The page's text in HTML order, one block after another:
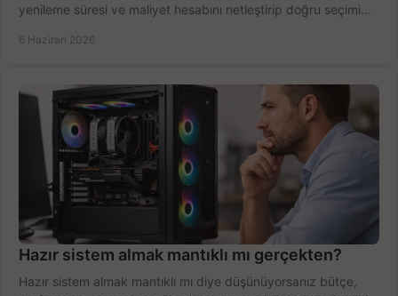
yenileme süresi ve maliyet hesabını netleştirip doğru seçimi
6 Haziran 2026
Hazır sistem almak mantıklı mı gerçekten?
Hazır sistem almak mantıklı mı diye düşünüyorsanız bütçe,